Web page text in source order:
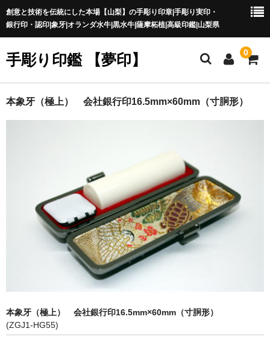
創意と技術を伝統にした本場【山梨】の手彫り印章|手彫り実印・
銀行印・認印|象牙|オランダ水牛|黒水牛|薩摩柘植|高級印鑑|山梨県
手彫り印鑑 【夢印】 0
夢印TOP
一級印章彫刻技能士
印鑑の材質
印鑑の種類
印鑑の書体
お客様の声
本象牙（極上） 会社銀行印16.5mm×60mm（寸胴形）
本象牙（極上） 会社銀行印16.5mm×60mm（寸胴形）
(ZGJ1-HG55)